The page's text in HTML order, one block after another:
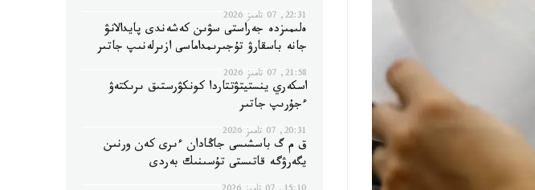
22:31, 07 تامىز 2026
ەلىمىزدە جەراستى سۋىن كەشەندى پايدالانۋ
جانە باسقارۋ تۇجىرىمداماسى ازىرلەنىپ جاتىر
21:58, 07 تامىز 2026
اسكەري ينستيتۋتتاردا كونكۋرستىق ىرىكتەۋ
ءجۇرىپ جاتىر
20:31, 07 تامىز 2026
ق م گ باسشىسى جاڭادان ءىرى كەن ورنىن
يگەرۋگە قاتىستى تۇسىنىك بەردى